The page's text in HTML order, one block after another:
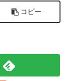
コピー